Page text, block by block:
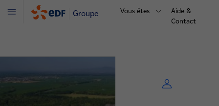
Groupe Vous êtes
Aide &
Contact
Menu